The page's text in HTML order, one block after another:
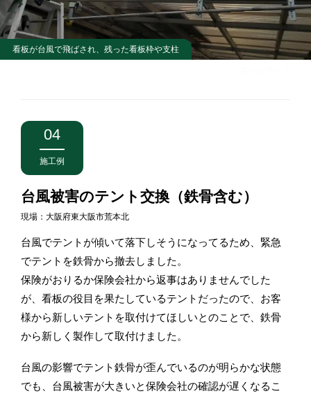
看板が台風で飛ばされ、残った看板枠や支柱
04
施工例
台風被害のテント交換（鉄骨含む）
現場：大阪府東大阪市荒本北
台風でテントが傾いて落下しそうになってるため、緊急
でテントを鉄骨から撤去しました。
保険がおりるか保険会社から返事はありませんでした
が、看板の役目を果たしているテントだったので、お客
様から新しいテントを取付けてほしいとのことで、鉄骨
から新しく製作して取付けました。
台風の影響でテント鉄骨が歪んでいるのが明らかな状態
でも、台風被害が大きいと保険会社の確認が遅くなるこ